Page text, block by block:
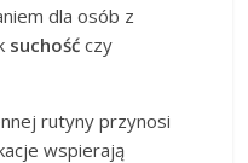
dla osób z
suchość czy
rutyny przynosi
wspierają